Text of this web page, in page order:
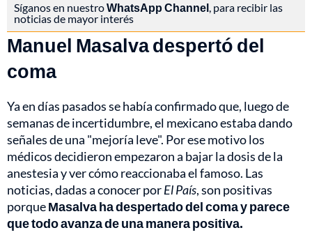
Síganos en nuestroWhatsApp Channel, para recibir las
noticias de mayor interés
Manuel Masalva despertó del
coma
Ya en días pasados se había confirmado que, luego de
semanas de incertidumbre, el mexicano estaba dando
señales de una "mejoría leve". Por ese motivo los
médicos decidieron empezaron a bajar la dosis de la
anestesia y ver cómo reaccionaba el famoso. Las
noticias, dadas a conocer porEl País, son positivas
porqueMasalva ha despertado del coma y parece
que todo avanza de una manera positiva.